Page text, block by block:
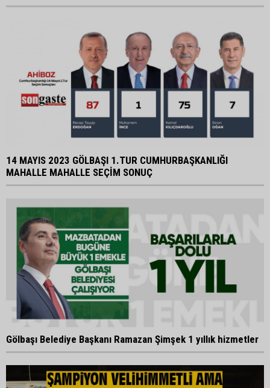
14 MAYIS 2023 GÖLBAŞI 1.TUR CUMHURBAŞKANLIĞI
MAHALLE MAHALLE SEÇİM SONUÇ
Gölbaşı Belediye Başkanı Ramazan Şimşek 1 yıllık hizmetler